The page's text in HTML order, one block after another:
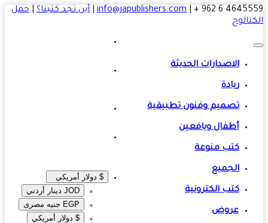
4645559 6
|
info@japublishers.com
|أين تجد كتبنا؟|حمل
$ دولار أمريكي
JOD دينار أردني
EGP جنيه مصرى‎
$ دولار أمريكي
الاصدارات الحديثة
ريادة
تصميم وفنون تطبيقية
أطفال ويافعين
كتب منوعة
الجميع
كتب الكترونية
عروض